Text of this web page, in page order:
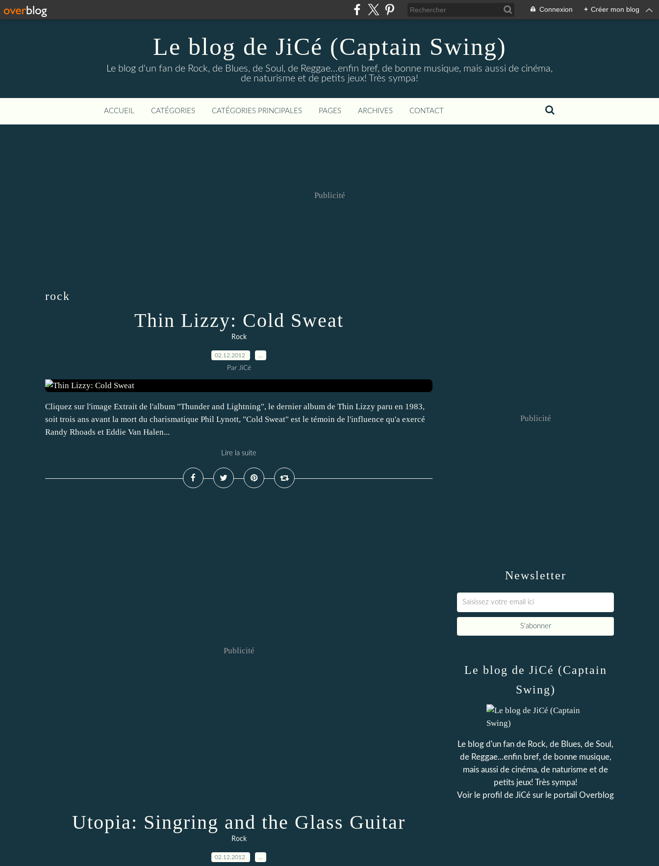
Connexion + Créer mon blog
Le blog de JiCé (Captain Swing)
Le blog d'un fan de Rock, de Blues, de Soul, de Reggae...enfin bref, de bonne musique, mais aussi de cinéma,
de naturisme et de petits jeux! Très sympa!
ACCUEIL CATÉGORIES CATÉGORIES PRINCIPALES PAGES ARCHIVES CONTACT
Publicité
rock
Thin Lizzy: Cold Sweat
Rock
02.12.2012
Par JiCé
Cliquez sur l'image Extrait de l'album "Thunder and Lightning", le dernier album de Thin Lizzy paru en 1983,
soit trois ans avant la mort du charismatique Phil Lynott, "Cold Sweat" est le témoin de l'influence qu'a exercé
Randy Rhoads et Eddie Van Halen...
Lire la suite
Publicité
Utopia: Singring and the Glass Guitar
Rock
02.12.2012
Newsletter
Publicité
Le blog de JiCé (Captain
Swing)
Le blog d'un fan de Rock, de Blues, de Soul,
de Reggae...enfin bref, de bonne musique,
mais aussi de cinéma, de naturisme et de
petits jeux! Très sympa!
Voir le profil de JiCé sur le portail Overblog